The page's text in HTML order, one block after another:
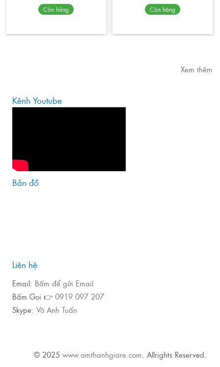
Còn hàng Còn hàng
Xem thêm
Kênh Youtube
Bản đồ
Liên hệ
Email: Bấm để gửi Email
Bấm Gọi 👉 0919 097 207
Skype: Võ Anh Tuấn
© 2025 www.amthanhgiare.com. Allrights Reserved.